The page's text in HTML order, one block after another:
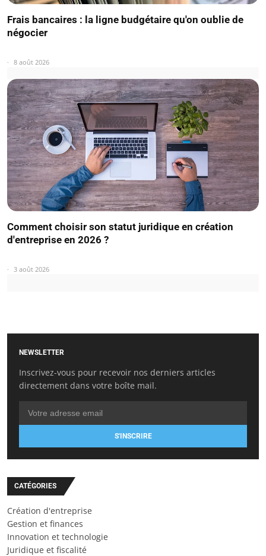
Frais bancaires : la ligne budgétaire qu'on oublie de
négocier
8 août 2026
Comment choisir son statut juridique en création
d'entreprise en 2026 ?
3 août 2026
NEWSLETTER
Inscrivez-vous pour recevoir nos derniers articles
directement dans votre boîte mail.
S'INSCRIRE
CATÉGORIES
Création d'entreprise
Gestion et finances
Innovation et technologie
Juridique et fiscalité